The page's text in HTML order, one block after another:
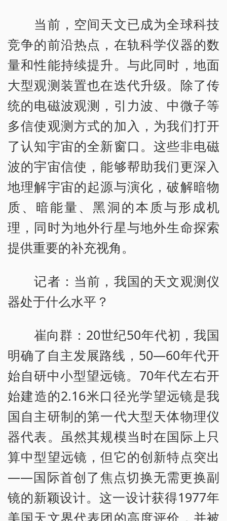
当前，空间天文已成为全球科技
竞争的前沿热点，在轨科学仪器的数
量和性能持续提升。与此同时，地面
大型观测装置也在迭代升级。除了传
统的电磁波观测，引力波、中微子等
多信使观测方式的加入，为我们打开
了认知宇宙的全新窗口。这些非电磁
波的宇宙信使，能够帮助我们更深入
地理解宇宙的起源与演化，破解暗物
质、暗能量、黑洞的本质与形成机
理，同时为地外行星与地外生命探索
提供重要的补充视角。
记者：当前，我国的天文观测仪
器处于什么水平？
崔向群：20世纪50年代初，我国
明确了自主发展路线，50—60年代开
始自研中小型望远镜。70年代左右开
始建造的2.16米口径光学望远镜是我
国自主研制的第一代大型天体物理仪
器代表。虽然其规模当时在国际上只
算中型望远镜，但它的创新特点突出
——国际首创了焦点切换无需更换副
镜的新颖设计。这一设计获得1977年
美国天文界代表团的高度评价，并被